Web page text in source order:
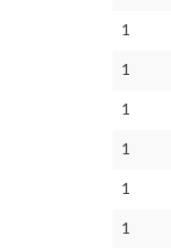
1
1
1
1
1
1